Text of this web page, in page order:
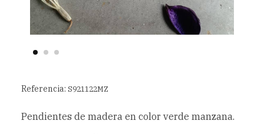
Referencia: S921122MZ
Pendientes de madera en color verde manzana.